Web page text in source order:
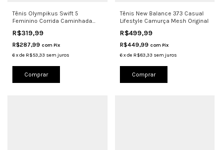
Tênis Olympikus Swift 5
Feminino Corrida Caminhada
R$319,99
R$287,99 com Pix
6xde R$53,33 sem juros
Comprar
Tênis New Balance 373 Casual
Lifestyle Camurça Mesh Original
R$499,99
R$449,99 com Pix
6 xde R$83,33 sem juros
Comprar